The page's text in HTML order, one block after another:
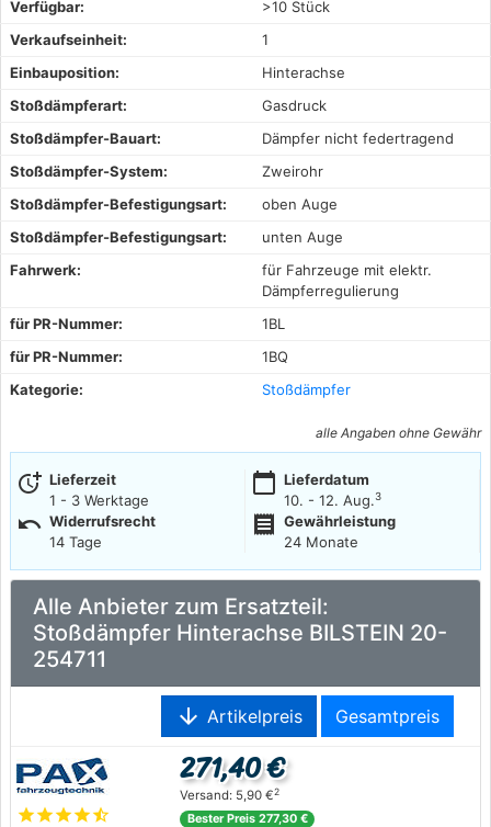
Verfügbar:
>10 Stück
Verkaufseinheit:
1
Einbauposition:
Hinterachse
Stoßdämpferart:
Gasdruck
Stoßdämpfer-Bauart:
Dämpfer nicht federtragend
Stoßdämpfer-System:
Zweirohr
Stoßdämpfer-Befestigungsart:
oben Auge
Stoßdämpfer-Befestigungsart:
unten Auge
Fahrwerk:
für Fahrzeuge mit elektr.
Dämpferregulierung
für PR-Nummer:
1BL
für PR-Nummer:
1BQ
Kategorie:
Stoßdämpfer
alle Angaben ohne Gewähr
more_time Lieferzeit
1 - 3 Werktage
calendar_today Lieferdatum
10. - 12. Aug.3
undo Widerrufsrecht
14 Tage
receipt
Gewährleistung
24 Monate
Alle Anbieter zum Ersatzteil:
Stoßdämpfer Hinterachse BILSTEIN 20-
254711
arrow_downward Artikelpreis Gesamtpreis
starstarstarstarstar_half
271,40 €
Versand: 5,90 €2
Bester Preis 277,30 €